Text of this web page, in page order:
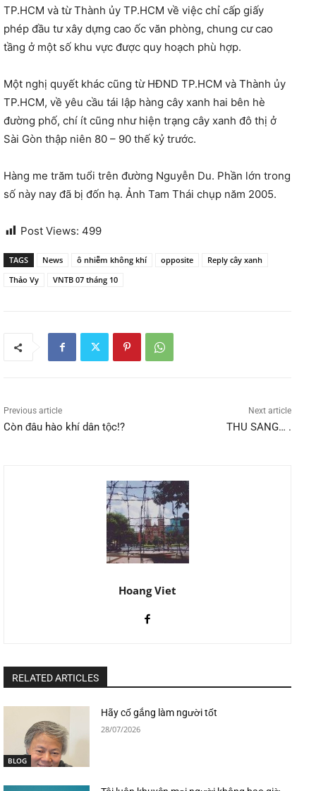
TP.HCM và từ Thành ủy TP.HCM về việc chỉ cấp giấy
phép đầu tư xây dựng cao ốc văn phòng, chung cư cao
tầng ở một số khu vực được quy hoạch phù hợp.
Một nghị quyết khác cũng từ HĐND TP.HCM và Thành ủy
TP.HCM, về yêu cầu tái lập hàng cây xanh hai bên hè
đường phố, chí ít cũng như hiện trạng cây xanh đô thị ở
Sài Gòn thập niên 80 – 90 thế kỷ trước.
Hàng me trăm tuổi trên đường Nguyễn Du. Phần lớn trong
số này nay đã bị đốn hạ. Ảnh Tam Thái chụp năm 2005.
Post Views: 499
TAGS News ô nhiễm không khí opposite
Reply cây xanh
Thảo Vy
VNTB 07 tháng 10
Previous article
Còn đâu hào khí dân tộc!?
Next article
THU SANG… .
Hoang Viet
RELATED ARTICLES
BLOG
Hãy cố gắng làm người tốt
28/07/2026